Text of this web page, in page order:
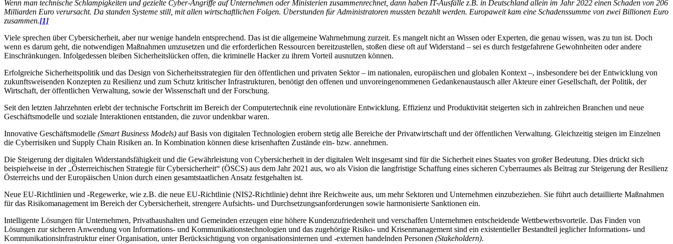
Wenn man technische Schlampigkeiten und gezielte Cyber-Angriffe auf Unternehmen oder Ministerien zusammenrechnet, dann haben IT-Ausfälle z.B. in Deutschland allein im Jahr 2022 einen Schaden von 206
Milliarden Euro verursacht. Da standen Systeme still, mit allen wirtschaftlichen Folgen. Überstunden für Administratoren mussten bezahlt werden. Europaweit kam eine Schadenssumme von zwei Billionen Euro
zusammen.[1]
Viele sprechen über Cybersicherheit, aber nur wenige handeln entsprechend. Das ist die allgemeine Wahrnehmung zurzeit. Es mangelt nicht an Wissen oder Experten, die genau wissen, was zu tun ist. Doch
wenn es darum geht, die notwendigen Maßnahmen umzusetzen und die erforderlichen Ressourcen bereitzustellen, stoßen diese oft auf Widerstand – sei es durch festgefahrene Gewohnheiten oder andere
Einschränkungen. Infolgedessen bleiben Sicherheitslücken offen, die kriminelle Hacker zu ihrem Vorteil ausnutzen können.
Erfolgreiche Sicherheitspolitik und das Design von Sicherheitsstrategien für den öffentlichen und privaten Sektor – im nationalen, europäischen und globalen Kontext –, insbesondere bei der Entwicklung von
zukunftsweisenden Konzepten zu Resilienz und zum Schutz kritischer Infrastrukturen, benötigt den offenen und unvoreingenommenen Gedankenaustausch aller Akteure einer Gesellschaft, der Politik, der
Wirtschaft, der öffentlichen Verwaltung, sowie der Wissenschaft und der Forschung.
Seit den letzten Jahrzehnten erlebt der technische Fortschritt im Bereich der Computertechnik eine revolutionäre Entwicklung. Effizienz und Produktivität steigerten sich in zahlreichen Branchen und neue
Geschäftsmodelle und soziale Interaktionen entstanden, die zuvor undenkbar waren.
Innovative Geschäftsmodelle (Smart Business Models) auf Basis von digitalen Technologien erobern stetig alle Bereiche der Privatwirtschaft und der öffentlichen Verwaltung. Gleichzeitig steigen im Einzelnen
die Cyberrisiken und Supply Chain Risiken an. In Kombination können diese krisenhaften Zustände ein- bzw. annehmen.
Die Steigerung der digitalen Widerstandsfähigkeit und die Gewährleistung von Cybersicherheit in der digitalen Welt insgesamt sind für die Sicherheit eines Staates von großer Bedeutung. Dies drückt sich
beispielweise in der „Österreichischen Strategie für Cybersicherheit“ (ÖSCS) aus dem Jahr 2021 aus, wo als Vision die langfristige Schaffung eines sicheren Cyberraumes als Beitrag zur Steigerung der Resilienz
Österreichs und der Europäischen Union durch einen gesamtstaatlichen Ansatz festgehalten ist.
Neue EU-Richtlinien und -Regewerke, wie z.B. die neue EU-Richtlinie (NIS2-Richtlinie) dehnt ihre Reichweite aus, um mehr Sektoren und Unternehmen einzubeziehen. Sie führt auch detaillierte Maßnahmen
für das Risikomanagement im Bereich der Cybersicherheit, strengere Aufsichts- und Durchsetzungsanforderungen sowie harmonisierte Sanktionen ein.
Intelligente Lösungen für Unternehmen, Privathaushalten und Gemeinden erzeugen eine höhere Kundenzufriedenheit und verschaffen Unternehmen entscheidende Wettbewerbsvorteile. Das Finden von
Lösungen zur sicheren Anwendung von Informations- und Kommunikationstechnologien und das zugehörige Risiko- und Krisenmanagement sind ein existentieller Bestandteil jeglicher Informations- und
Kommunikationsinfrastruktur einer Organisation, unter Berücksichtigung von organisationsinternen und -externen handelnden Personen (Stakeholdern).